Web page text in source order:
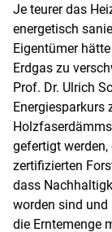
Je teurer das
energetisch
Eigentümer
Erdgas zu
Prof. Dr. Ulrich
Energiesparkurs
gefertigt werden,
zertifizierten
dass
worden sind und
die Erntemenge